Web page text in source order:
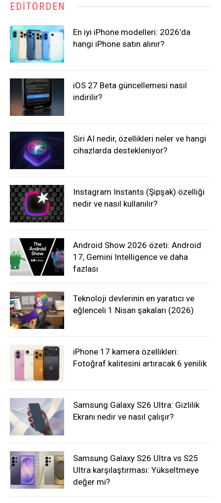
EDITÖRDEN
En iyi iPhone modelleri: 2026’da
hangi iPhone satın alınır?
iOS 27 Beta güncellemesi nasıl
indirilir?
Siri AI nedir, özellikleri neler ve hangi
cihazlarda destekleniyor?
Instagram Instants (Şipşak) özelliği
nedir ve nasıl kullanılır?
Android Show 2026 özeti: Android
17, Gemini Intelligence ve daha
fazlası
Teknoloji devlerinin en yaratıcı ve
eğlenceli 1 Nisan şakaları (2026)
iPhone 17 kamera özellikleri:
Fotoğraf kalitesini artıracak 6 yenilik
Samsung Galaxy S26 Ultra: Gizlilik
Ekranı nedir ve nasıl çalışır?
Samsung Galaxy S26 Ultra vs S25
Ultra karşılaştırması: Yükseltmeye
değer mi?